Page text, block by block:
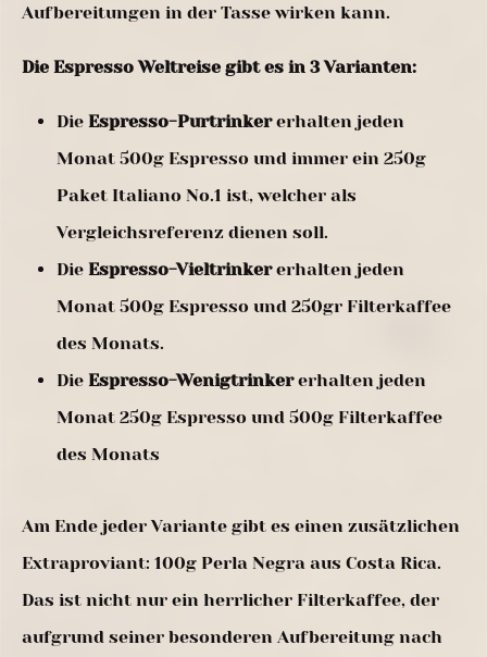
Aufbereitungen in der Tasse wirken kann.
Die Espresso Weltreise gibt es in 3 Varianten:
Die Espresso-Purtrinkererhalten jeden
Monat 500g Espresso und immer ein 250g
Paket Italiano No.1 ist, welcher als
Vergleichsreferenz dienen soll.
Die Espresso-Vieltrinkererhalten jeden
Monat 500g Espresso und 250gr Filterkaffee
des Monats.
Die Espresso-Wenigtrinkererhalten jeden
Monat 250g Espresso und 500g Filterkaffee
des Monats
Am Ende jeder Variante gibt es einen zusätzlichen
Extraproviant: 100g Perla Negra aus Costa Rica.
Das ist nicht nur ein herrlicher Filterkaffee, der
aufgrund seiner besonderen Aufbereitung nach